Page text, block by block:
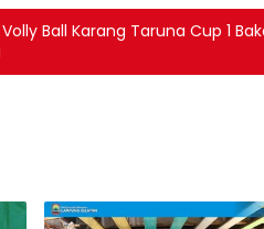
Ball Karang Taruna Cup 1